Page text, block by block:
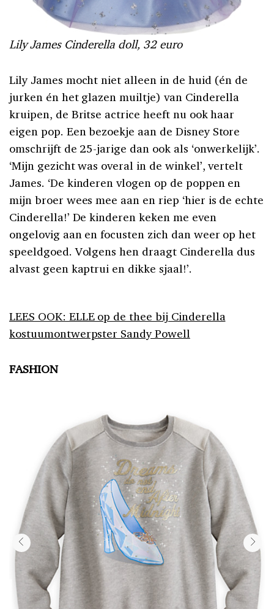
Lily James Cinderella doll, 32 euro
Lily James mocht niet alleen in de huid (én de
jurken én het glazen muiltje) van Cinderella
kruipen, de Britse actrice heeft nu ook haar
eigen pop. Een bezoekje aan de Disney Store
omschrijft de 25-jarige dan ook als ‘onwerkelijk’.
‘Mijn gezicht was overal in de winkel’, vertelt
James. ‘De kinderen vlogen op de poppen en
mijn broer wees mee aan en riep ‘hier is de echte
Cinderella!’ De kinderen keken me even
ongelovig aan en focusten zich dan weer op het
speeldgoed. Volgens hen draagt Cinderella dus
alvast geen kaptrui en dikke sjaal!’.
LEES OOK: ELLE op de thee bij Cinderella
kostuumontwerpster Sandy Powell
FASHION